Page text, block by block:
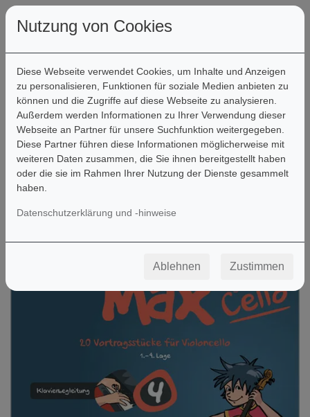
Nutzung von Cookies
Diese Webseite verwendet Cookies, um Inhalte und Anzeigen
zu personalisieren, Funktionen für soziale Medien anbieten zu
können und die Zugriffe auf diese Webseite zu analysieren.
Außerdem werden Informationen zu Ihrer Verwendung dieser
Webseite an Partner für unsere Suchfunktion weitergegeben.
Diese Partner führen diese Informationen möglicherweise mit
weiteren Daten zusammen, die Sie ihnen bereitgestellt haben
oder die sie im Rahmen Ihrer Nutzung der Dienste gesammelt
haben.
Datenschutzerklärung und -hinweise
Ablehnen Zustimmen
Filter